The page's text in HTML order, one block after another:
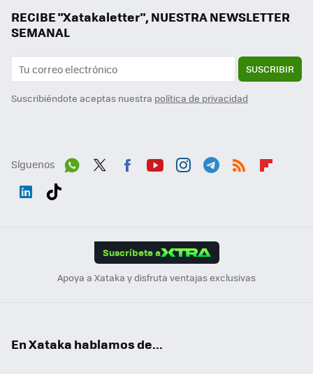
RECIBE "Xatakaletter", NUESTRA NEWSLETTER
SEMANAL
SUSCRIBIR
Suscribiéndote aceptas nuestra política de privacidad
Síguenos
Suscríbete a
Apoya a Xataka y disfruta ventajas exclusivas
En Xataka hablamos de...